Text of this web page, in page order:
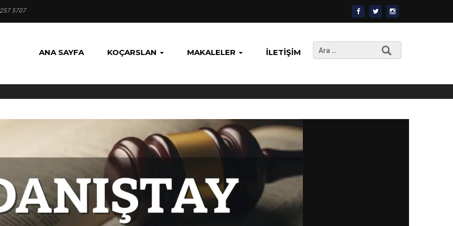
5707
ANA SAYFA KOÇARSLAN MAKALELER İLETIŞIM
Arama: